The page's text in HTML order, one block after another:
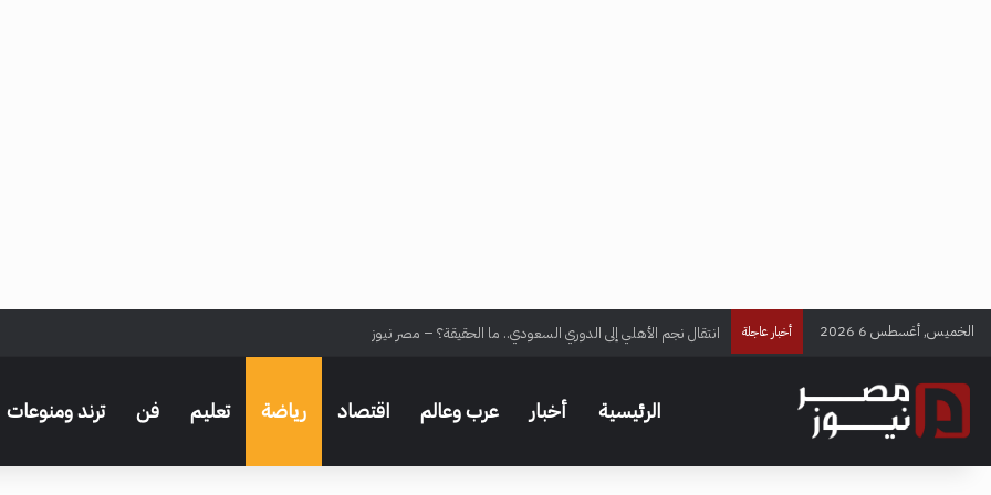
الخميس, أغسطس 6 2026 أخبار عاجلة انتقال نجم الأهلي إلى الدوري السعودي.. ما الحقيقة؟ – مصر نيوز
الرئيسية أخبار عرب وعالم اقتصاد رياضة تعليم فن ترند ومنوعات